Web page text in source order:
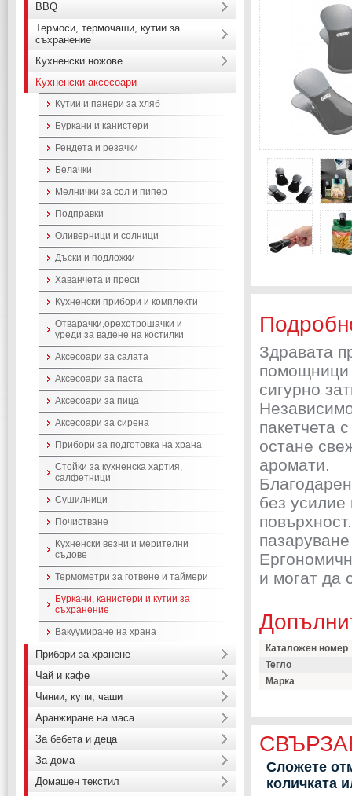
Здравата
помощници
сигурно
пакетчета
остане
аромати.
без усилие
и могат да
Каталожен номер
Тегло
Марка
Сложете
количката
BBQ
Термоси, термочаши, кутии за
съхранение
Кухненски ножове
Кухненски аксесоари
Кутии и панери за хляб
Буркани и канистери
Рендета и резачки
Белачки
Мелнички за сол и пипер
Подправки
Оливерници и солници
Дъски и подложки
Хаванчета и преси
Кухненски прибори и комплекти
Отварачки,орехотрошачки и
уреди за вадене на костилки
Аксесоари за салата
Аксесоари за паста
Аксесоари за пица
Аксесоари за сирена
Прибори за подготовка на храна
Стойки за кухненска хартия,
салфетници
Сушилници
Почистване
Кухненски везни и мерителни
съдове
Термометри за готвене и таймери
Буркани, канистери и кутии за
съхранение
Вакуумиране на храна
Прибори за хранене
Чай и кафе
Чинии, купи, чаши
Аранжиране на маса
За бебета и деца
За дома
Домашен текстил